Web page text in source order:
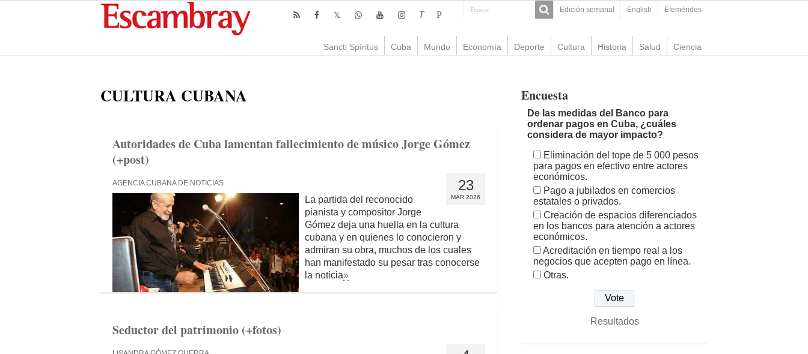
Edición semanal English Efemérides
T P
Sancti Spíritus Cuba Mundo Economía Deporte Cultura Historia Salud Ciencia
CULTURA CUBANA
Autoridades de Cuba lamentan fallecimiento de músico Jorge Gómez
(+post)
23
MAR 2026
AGENCIA CUBANA DE NOTICIAS
La partida del reconocido
pianista y compositor Jorge
Gómez deja una huella en la cultura
cubana y en quienes lo conocieron y
admiran su obra, muchos de los cuales
han manifestado su pesar tras conocerse
la noticia»
Seductor del patrimonio (+fotos)
Encuesta
De las medidas del Banco para
ordenar pagos en Cuba, ¿cuáles
considera de mayor impacto?
Eliminación del tope de 5 000 pesos
para pagos en efectivo entre actores
económicos.
Pago a jubilados en comercios
estatales o privados.
Creación de espacios diferenciados
en los bancos para atención a actores
económicos.
Acreditación en tiempo real a los
negocios que acepten pago en línea.
Otras.
Resultados